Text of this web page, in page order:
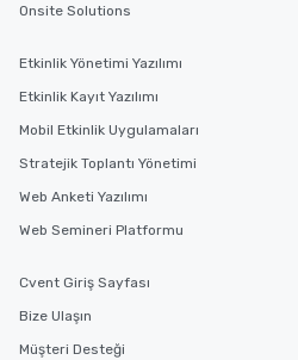
you to provide options that fit your
You Like Along with flexible
Tours also provides a range of tour
durations. Our shortest tour is about
2.5 hours; our longest is about 5
incentives.
Onsite Solutions
Etkinlik Yönetimi Yazılımı
Etkinlik Kayıt Yazılımı
Mobil Etkinlik Uygulamaları
Stratejik Toplantı Yönetimi
Web Anketi Yazılımı
Web Semineri Platformu
Cvent Giriş Sayfası
Bize Ulaşın
Müşteri Desteği